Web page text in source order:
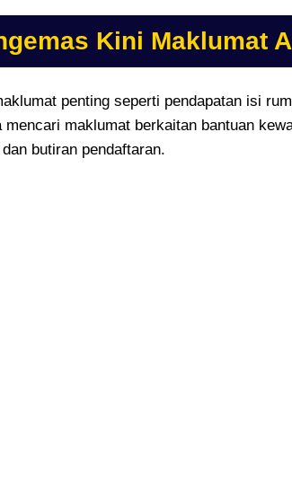
Kini Maklumat
penting seperti pendapatan isi
maklumat berkaitan bantuan
butiran pendaftaran.